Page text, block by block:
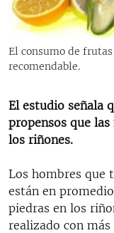
RADIO MARTÍ
ESPECIALES
ESPECIALES
SER VIEJO EN CUBA
KENTU-CUBANO
LA INVASIÓN DE
MULTIMEDIA
SÍGUENOS
El consumo de
recomendable.
El estudio señala
propensos que
los riñones.
Los hombres que
están en
piedras en los
realizado con